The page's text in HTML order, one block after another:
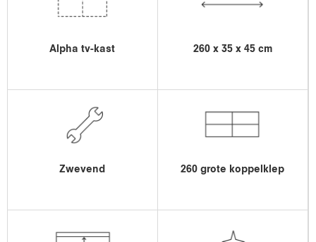
Alpha tv-kast 260 x 35 x 45 cm
Zwevend 260 grote koppelklep